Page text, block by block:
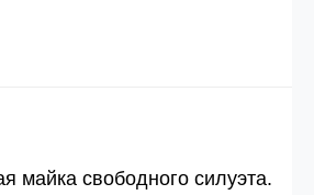
майка свободного силуэта.